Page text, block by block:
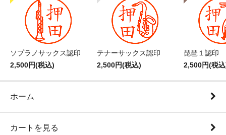
ソプラノサックス認印
2,500円(税込)
テナーサックス認印
2,500円(税込)
琵琶１認印
2,500円(税
ホーム
カートを見る